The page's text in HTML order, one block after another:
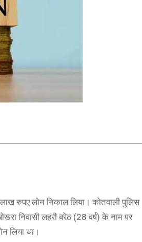
रुपए लोन निकाल लिया। कोतवाली पुलिस
निवासी लहरी बरेठ (28 वर्ष) के नाम पर
लिया था।